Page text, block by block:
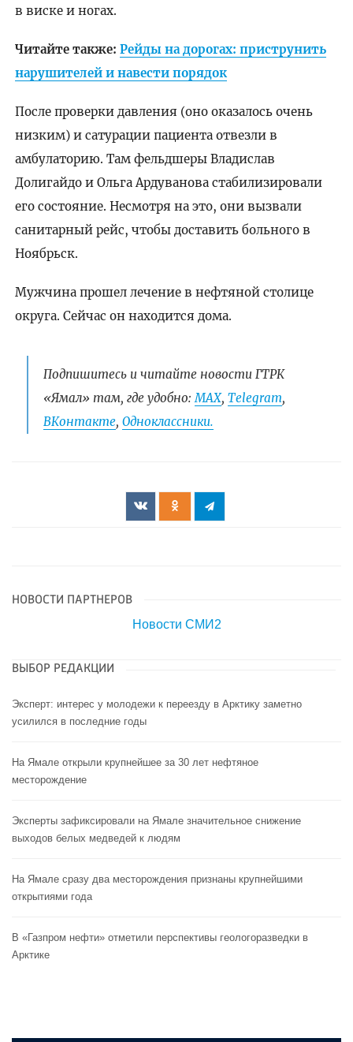
в виске и ногах.
Читайте также: Рейды на дорогах: приструнить
нарушителей и навести порядок
После проверки давления (оно оказалось очень
низким) и сатурации пациента отвезли в
амбулаторию. Там фельдшеры Владислав
Долигайдо и Ольга Ардуванова стабилизировали
его состояние. Несмотря на это, они вызвали
санитарный рейс, чтобы доставить больного в
Ноябрьск.
Мужчина прошел лечение в нефтяной столице
округа. Сейчас он находится дома.
Подпишитесь и читайте новости ГТРК
«Ямал» там, где удобно:МАХ, Telegram,
ВКонтакте, Одноклассники.
НОВОСТИ ПАРТНЕРОВ
Новости СМИ2
ВЫБОР РЕДАКЦИИ
Эксперт: интерес у молодежи к переезду в Арктику заметно
усилился в последние годы
На Ямале открыли крупнейшее за 30 лет нефтяное
месторождение
Эксперты зафиксировали на Ямале значительное снижение
выходов белых медведей к людям
На Ямале сразу два месторождения признаны крупнейшими
открытиями года
В «Газпром нефти» отметили перспективы геологоразведки в
Арктике